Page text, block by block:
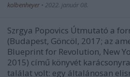
kolbenheyer • 2022. január 08.
Szrgya Popovics Útmutató a
(Budapest, Göncöl, 2017; az
Blueprint for Revolution, New
2015) című könyvét
találat volt: egy általánosan